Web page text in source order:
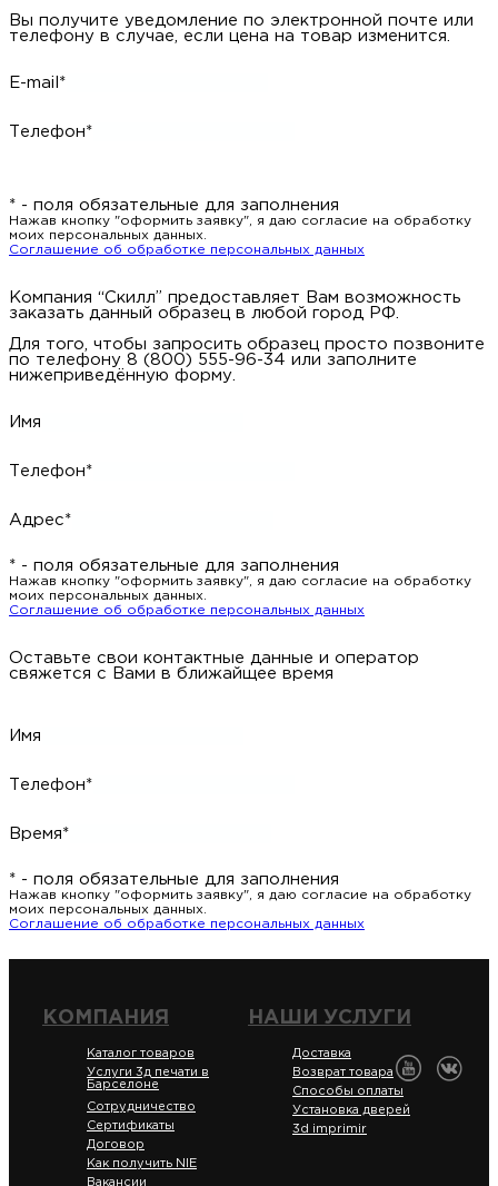
Вы получите уведомление по электронной почте или
телефону в случае, если цена на товар изменится.
E-mail*
Телефон*
* - поля обязательные для заполнения
Нажав кнопку "оформить заявку", я даю согласие на обработку
моих персональных данных.
Соглашение об обработке персональных данных
Компания “Скилл” предоставляет Вам возможность
заказать данный образец в любой город РФ.
Для того, чтобы запросить образец просто позвоните
по телефону 8 (800) 555-96-34 или заполните
нижеприведённую форму.
Имя
Телефон*
Адрес*
* - поля обязательные для заполнения
Нажав кнопку "оформить заявку", я даю согласие на обработку
моих персональных данных.
Соглашение об обработке персональных данных
Оставьте свои контактные данные и оператор
свяжется с Вами в ближайщее время
Имя
Телефон*
Время*
* - поля обязательные для заполнения
Нажав кнопку "оформить заявку", я даю согласие на обработку
моих персональных данных.
Соглашение об обработке персональных данных
КОМПАНИЯ
Каталог товаров
Услуги 3д печати в
Барселоне
Сотрудничество
Сертификаты
Договор
Как получить NIE
Вакансии
НАШИ УСЛУГИ
Доставка
Возврат товара
Способы оплаты
Установка дверей
3d imprimir